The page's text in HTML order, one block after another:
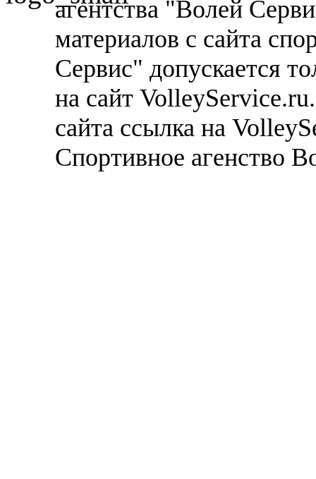
агентства "Волей
материалов с сайта
Сервис" допускается
на сайт
сайта ссылка на
Спортивное агенство